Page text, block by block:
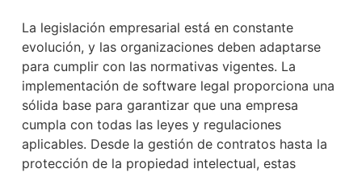
La legislación empresarial está en constante
evolución, y las organizaciones deben adaptarse
para cumplir con las normativas vigentes. La
implementación de software legal proporciona una
sólida base para garantizar que una empresa
cumpla con todas las leyes y regulaciones
aplicables. Desde la gestión de contratos hasta la
protección de la propiedad intelectual, estas